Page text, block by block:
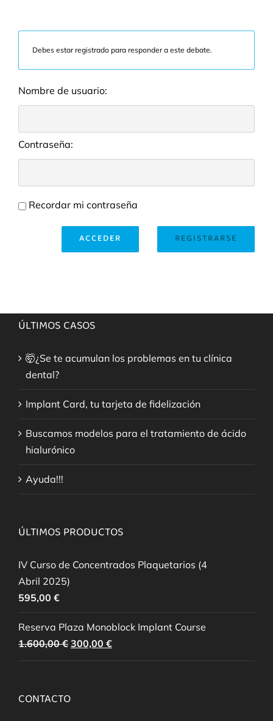
Debes estar registrado para responder a este debate.
Nombre de usuario:
Contraseña:
Recordar mi contraseña
REGISTRARSE
ACCEDER
ÚLTIMOS CASOS
🤯¿Se te acumulan los problemas en tu clínica
dental?
Implant Card, tu tarjeta de fidelización
Buscamos modelos para el tratamiento de ácido
hialurónico
Ayuda!!!
ÚLTIMOS PRODUCTOS
IV Curso de Concentrados Plaquetarios (4
Abril 2025)
595,00 €
Reserva Plaza Monoblock Implant Course
1.600,00€ El
precio
300,00 €El
precio
CONTACTO